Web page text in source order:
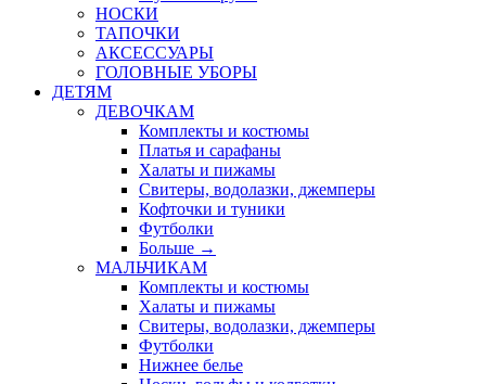
НОСКИ
ТАПОЧКИ
АКСЕССУАРЫ
ГОЛОВНЫЕ УБОРЫ
ДЕТЯМ
ДЕВОЧКАМ
Комплекты и костюмы
Платья и сарафаны
Халаты и пижамы
Свитеры, водолазки, джемперы
Кофточки и туники
Футболки
Больше →
МАЛЬЧИКАМ
Комплекты и костюмы
Халаты и пижамы
Свитеры, водолазки, джемперы
Футболки
Нижнее белье